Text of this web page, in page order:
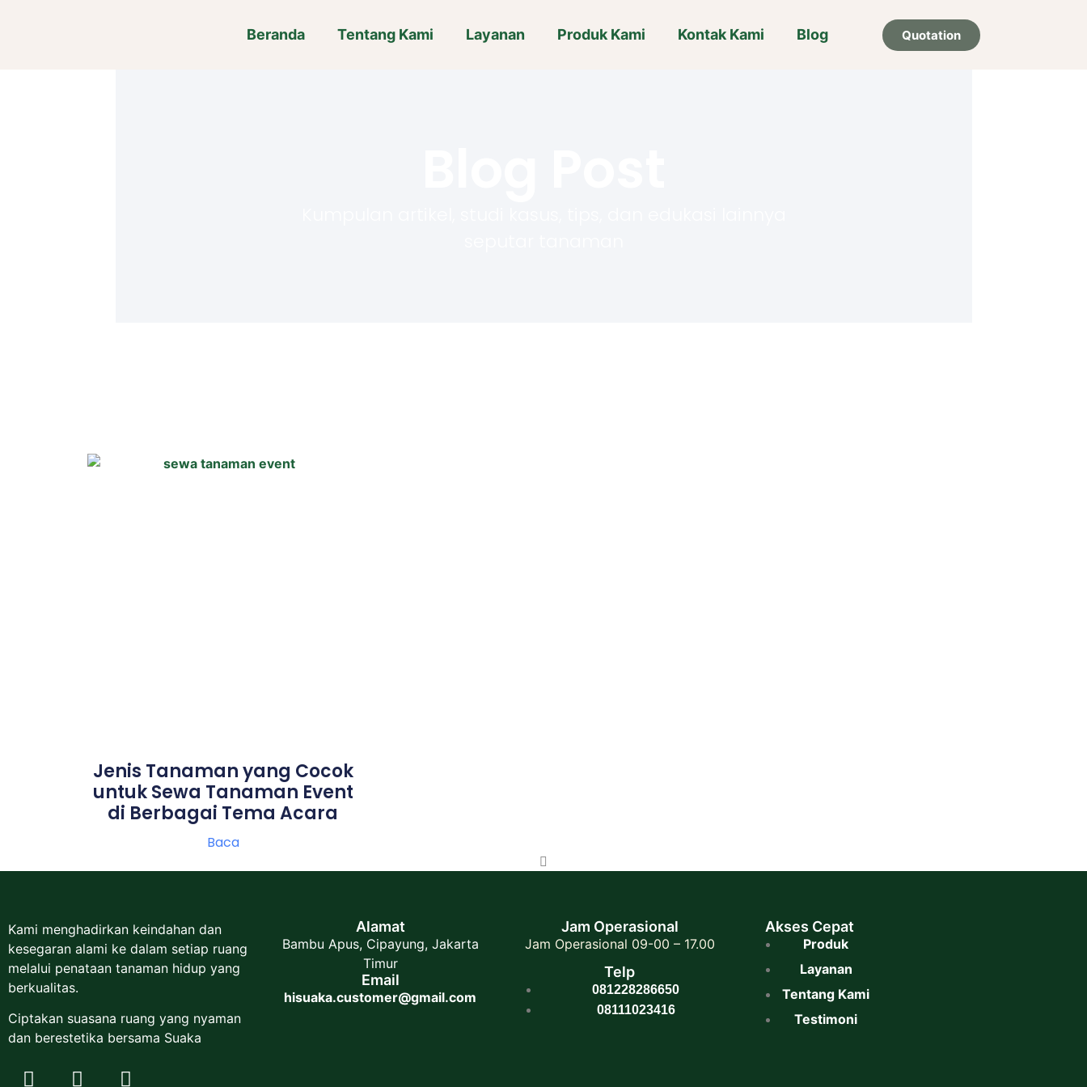
Beranda Tentang Kami Layanan Produk Kami Kontak Kami Blog Quotation
Jenis Tanaman yang Cocok
untuk Sewa Tanaman Event
di Berbagai Tema Acara
Baca
Kami menghadirkan keindahan dan
kesegaran alami ke dalam setiap ruang
melalui penataan tanaman hidup yang
berkualitas.
Ciptakan suasana ruang yang nyaman
dan berestetika bersama Suaka
Alamat
Bambu Apus, Cipayung, Jakarta
Timur
Email
hisuaka.customer@gmail.com
Jam Operasional
Jam Operasional 09-00 – 17.00
Telp
081228286650
08111023416
Akses Cepat
Produk
Layanan
Tentang Kami
Testimoni